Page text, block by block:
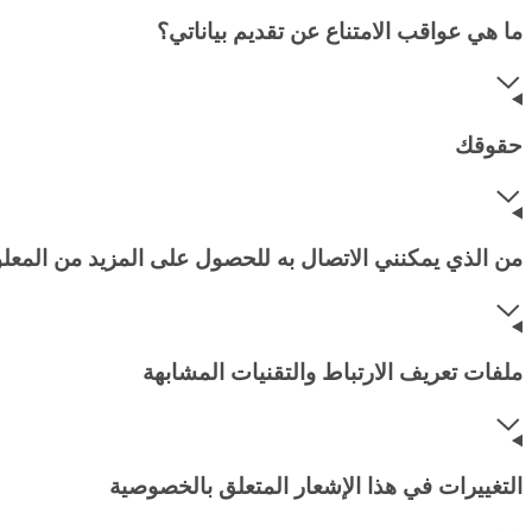
ما هي عواقب الامتناع عن تقديم بياناتي؟
حقوقك
من الذي يمكنني الاتصال به للحصول على المزيد من
ملفات تعريف الارتباط والتقنيات المشابهة
التغييرات في هذا الإشعار المتعلق بالخصوصية